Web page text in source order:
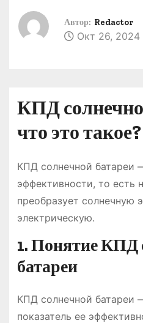
Автор: Redactor
Окт 26, 2024
КПД
что это такое?
КПД солнечной батареи
эффективности, то есть
преобразует солнечную
электрическую.
1. Понятие КПД
батареи
КПД солнечной батареи
показатель ее